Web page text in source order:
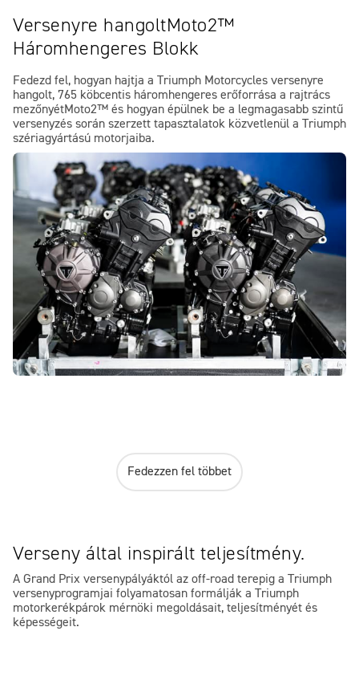
Versenyre hangoltMoto2™
Háromhengeres Blokk
Fedezd fel, hogyan hajtja a Triumph Motorcycles versenyre
hangolt, 765 köbcentis háromhengeres erőforrása a rajtrács
mezőnyétMoto2™ és hogyan épülnek be a legmagasabb szintű
versenyzés során szerzett tapasztalatok közvetlenül a Triumph
szériagyártású motorjaiba.
Fedezzen fel többet
Verseny által inspirált teljesítmény.
A Grand Prix versenypályáktól az off-road terepig a Triumph
versenyprogramjai folyamatosan formálják a Triumph
motorkerékpárok mérnöki megoldásait, teljesítményét és
képességeit.